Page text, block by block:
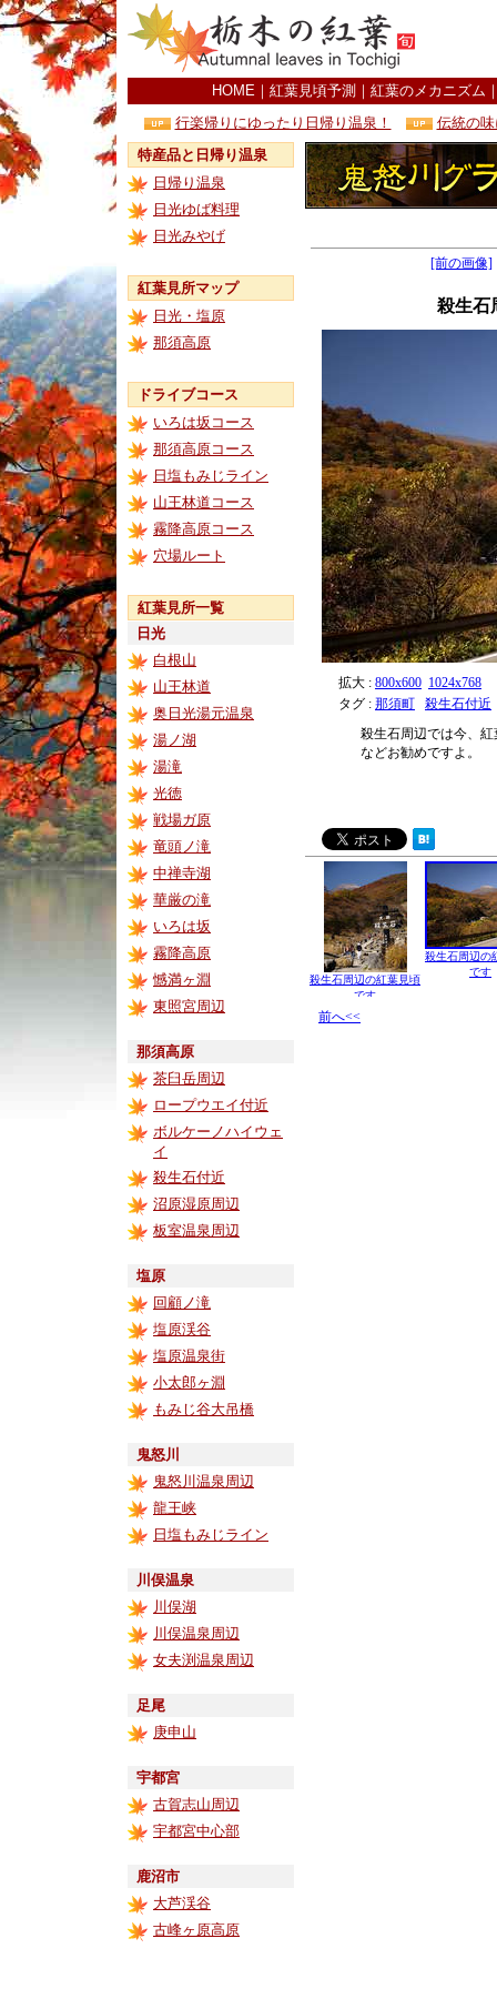
HOME ｜ 紅葉見頃予測 ｜ 紅葉のメカニズム
行楽帰りにゆったり日帰り温泉！
伝統の
特産品と日帰り温泉
日帰り温泉
日光ゆば料理
日光みやげ
紅葉見所マップ
日光・塩原
那須高原
ドライブコース
いろは坂コース
那須高原コース
日塩もみじライン
山王林道コース
霧降高原コース
穴場ルート
紅葉見所一覧
日光
白根山
山王林道
奥日光湯元温泉
湯ノ湖
湯滝
光徳
戦場ガ原
竜頭ノ滝
中禅寺湖
華厳の滝
いろは坂
霧降高原
憾満ヶ淵
東照宮周辺
那須高原
茶臼岳周辺
ロープウエイ付近
ボルケーノハイウェ
イ
殺生石付近
沼原湿原周辺
板室温泉周辺
塩原
回顧ノ滝
塩原渓谷
塩原温泉街
小太郎ヶ淵
もみじ谷大吊橋
鬼怒川
鬼怒川温泉周辺
龍王峡
日塩もみじライン
川俣温泉
川俣湖
川俣温泉周辺
女夫渕温泉周辺
足尾
庚申山
宇都宮
古賀志山周辺
宇都宮中心部
鹿沼市
大芦渓谷
古峰ヶ原高原
[前の画像]
殺生石
拡大 : 800x600 1024x768
タグ : 那須町
殺生石付近
殺生石周辺では今、
などお勧めですよ。
殺生石周辺の紅葉見頃
です
殺生石周辺の
です
前へ<<